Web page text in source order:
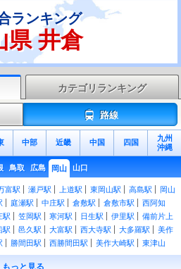
ランキング
県 井倉
カテゴリランキング
路線
中部 近畿 中国 四国
九州
沖縄
鳥取 広島 岡山 山口
富駅 瀬戸駅 上道駅 東岡山駅 高島駅
岡山
庭瀬駅 中庄駅 倉敷駅 倉敷市駅
西阿知
駅 笠岡駅 寒河駅 日生駅 伊里駅
備前片上
駅 邑久駅 大富駅 西大寺駅 大多羅駅
美作
勝間田駅 西勝間田駅 美作大崎駅
東津山
井駅 美作追分駅 美作落合駅 古見駅
久世
もっと見る